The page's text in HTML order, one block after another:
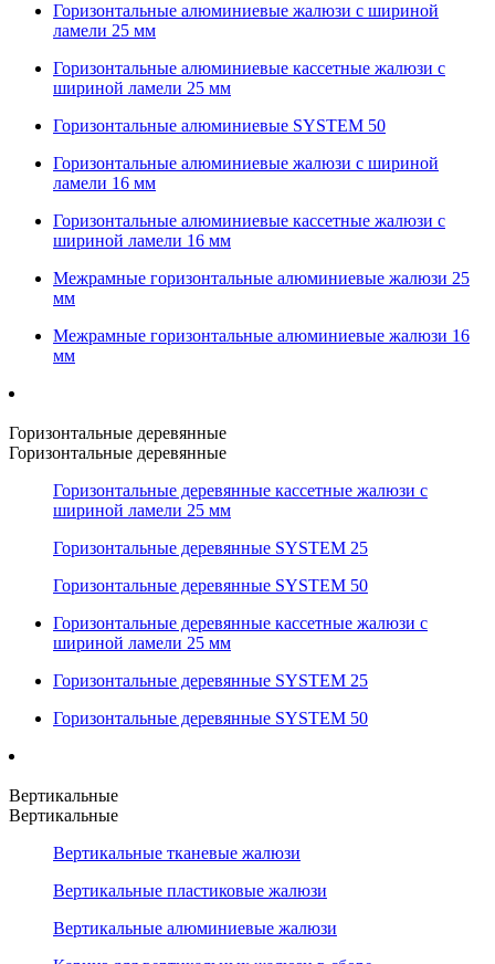
Горизонтальные алюминиевые жалюзи с шириной
ламели 25 мм
Горизонтальные алюминиевые кассетные жалюзи с
шириной ламели 25 мм
Горизонтальные алюминиевые SYSTEM 50
Горизонтальные алюминиевые жалюзи с шириной
ламели 16 мм
Горизонтальные алюминиевые кассетные жалюзи с
шириной ламели 16 мм
Межрамные горизонтальные алюминиевые жалюзи 25
мм
Межрамные горизонтальные алюминиевые жалюзи 16
мм
Горизонтальные деревянные
Горизонтальные деревянные
Горизонтальные деревянные кассетные жалюзи с
шириной ламели 25 мм
Горизонтальные деревянные SYSTEM 25
Горизонтальные деревянные SYSTEM 50
Горизонтальные деревянные кассетные жалюзи с
шириной ламели 25 мм
Горизонтальные деревянные SYSTEM 25
Горизонтальные деревянные SYSTEM 50
Вертикальные
Вертикальные
Вертикальные тканевые жалюзи
Вертикальные пластиковые жалюзи
Вертикальные алюминиевые жалюзи